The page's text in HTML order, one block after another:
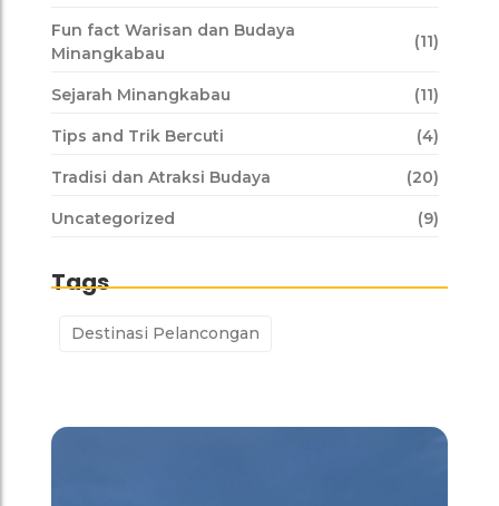
Fun fact Warisan dan Budaya
Minangkabau
(11)
Sejarah Minangkabau (11)
Tips and Trik Bercuti (4)
Tradisi dan Atraksi Budaya (20)
Uncategorized (9)
Tags
Destinasi Pelancongan